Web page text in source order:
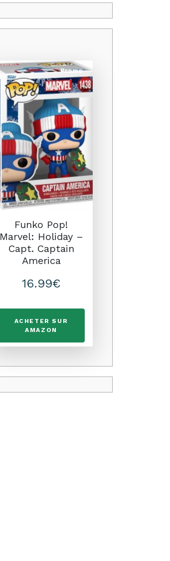
Promo
Funko Pop!
Marvel: Holiday –
Capt. Captain
America
16.99€
ACHETER SUR
AMAZON